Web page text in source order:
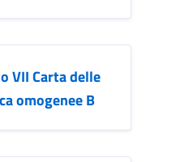
VII Carta delle
omogenee B